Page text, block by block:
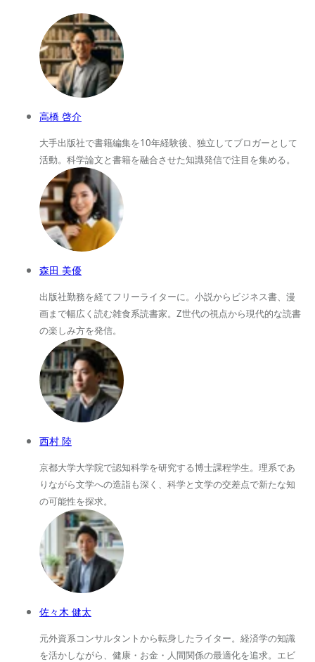
高橋 啓介
大手出版社で書籍編集を10年経験後、独立してブロガーとして
活動。科学論文と書籍を融合させた知識発信で注目を集める。
森田 美優
出版社勤務を経てフリーライターに。小説からビジネス書、漫
画まで幅広く読む雑食系読書家。Z世代の視点から現代的な読書
の楽しみ方を発信。
西村 陸
京都大学大学院で認知科学を研究する博士課程学生。理系であ
りながら文学への造詣も深く、科学と文学の交差点で新たな知
の可能性を探求。
佐々木 健太
元外資系コンサルタントから転身したライター。経済学の知識
を活かしながら、健康・お金・人間関係の最適化を追求。エビ